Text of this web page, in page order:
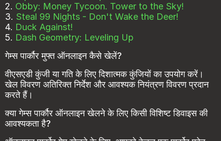
2. Obby: Money Tycoon. Tower to the Sky!
3. Steal 99 Nights - Don't Wake the Deer!
4. Duck Against!
5. Dash Geometry: Leveling Up
गेम्स पार्कौर मुफ्त ऑनलाइन कैसे खेलें?
वीएसएडी कुंजी या गति के लिए दिशात्मक कुंजियों का उपयोग करें।
खेल विवरण अतिरिक्त निर्देश और आवश्यक नियंत्रण विवरण प्रदान
करते हैं।
क्या गेम्स पार्कौर ऑनलाइन खेलने के लिए किसी विशिष्ट डिवाइस की
आवश्यकता है?